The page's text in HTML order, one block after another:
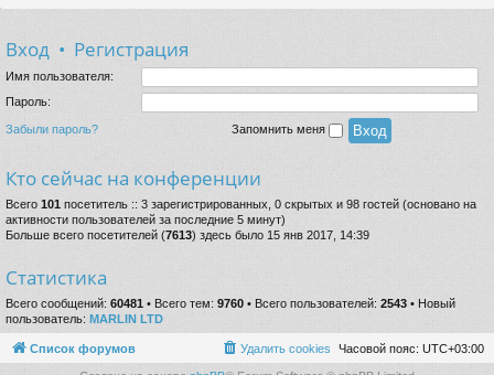
Вход • Регистрация
Имя пользователя:
Пароль:
Забыли пароль? Запомнить меня
Кто сейчас на конференции
Всего 101 посетитель :: 3 зарегистрированных, 0 скрытых и 98 гостей (основано на
активности пользователей за последние 5 минут)
Больше всего посетителей (7613) здесь было 15 янв 2017, 14:39
Статистика
Всего сообщений: 60481 • Всего тем: 9760 • Всего пользователей: 2543 • Новый
пользователь: MARLIN LTD
Список форумов Часовой пояс: UTC+03:00
Удалить cookies